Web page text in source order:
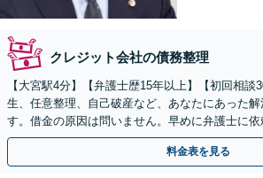
クレジット会社の債務整理
【大宮駅4分】【弁護士歴15年以上】【初回相談
生、任意整理、自己破産など、あなたにあった解
す。借金の原因は問いません。早めに弁護士に
できる可能性が高まります。ぜひご相談ください
料金表を見る